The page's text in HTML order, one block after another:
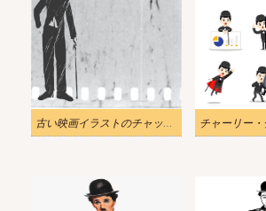
古い映画イラストのチャップリンのシルエット